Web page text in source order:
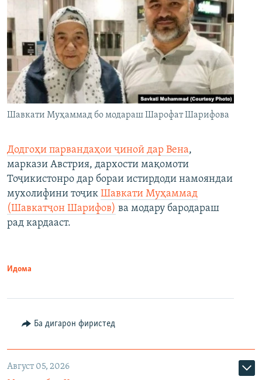
Шавкати Муҳаммад бо модараш Шарофат Шарифова
Додгоҳи парвандаҳои ҷиноӣ дар Вена,
маркази Австрия, дархости мақомоти
Тоҷикистонро дар бораи истирдоди намояндаи
мухолифини тоҷик Шавкати Муҳаммад
(Шавкатҷон Шарифов) ва модару бародараш
рад кардааст.
Идома
Ба дигарон фиристед
Август 05, 2026